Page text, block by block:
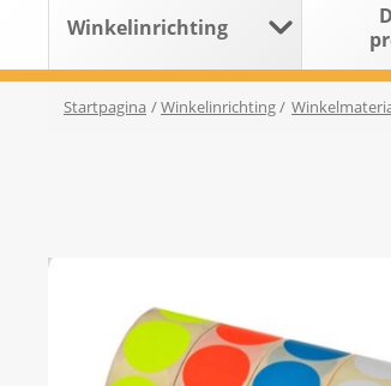
Winkelinrichting
Startpagina /Winkelinrichting/